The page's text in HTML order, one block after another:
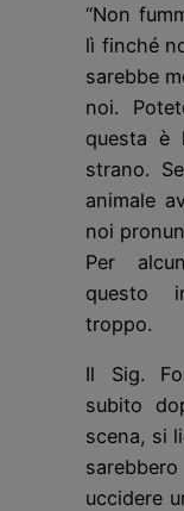
“Non
lì finché
sarebbe
noi.
questa è
strano.
animale
noi
Per
questo
troppo.
Il Sig.
subito
scena, si
uccidere